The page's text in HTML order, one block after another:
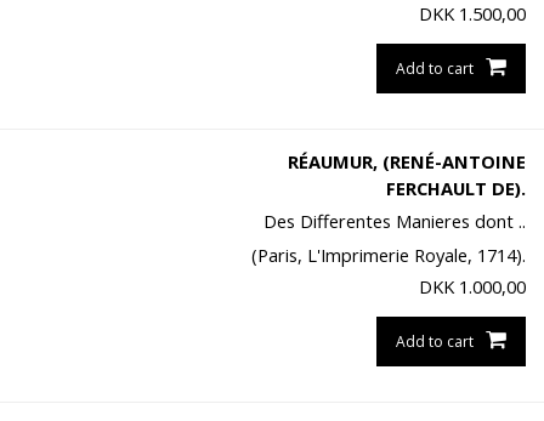
DKK 1.500,00
Add to cart
RÉAUMUR, (RENÉ-ANTOINE
FERCHAULT DE).
Des Differentes Manieres dont ..
(Paris, L'Imprimerie Royale, 1714).
DKK 1.000,00
Add to cart